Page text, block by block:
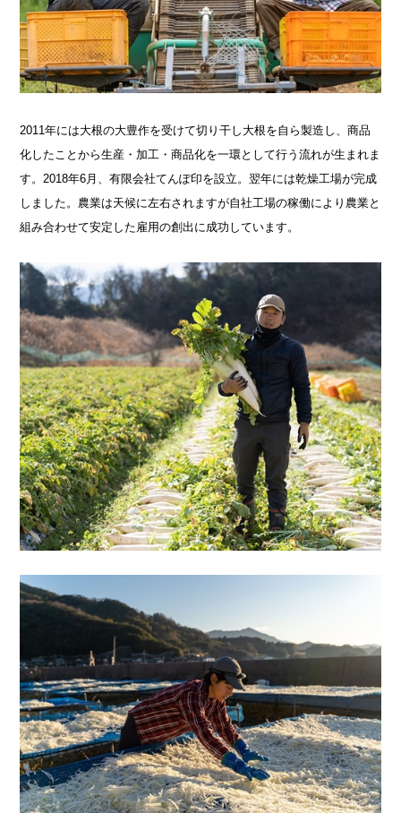
2011年には大根の大豊作を受けて切り干し大根を自ら製造し、商品
化したことから生産・加工・商品化を一環として行う流れが生まれま
す。2018年6月、有限会社てんぽ印を設立。翌年には乾燥工場が完成
しました。農業は天候に左右されますが自社工場の稼働により農業と
組み合わせて安定した雇用の創出に成功しています。